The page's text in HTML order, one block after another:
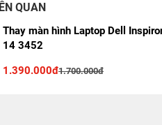
QUAN
Thay màn hình Laptop Dell
14 3452
1.390.000đ1.700.000đ